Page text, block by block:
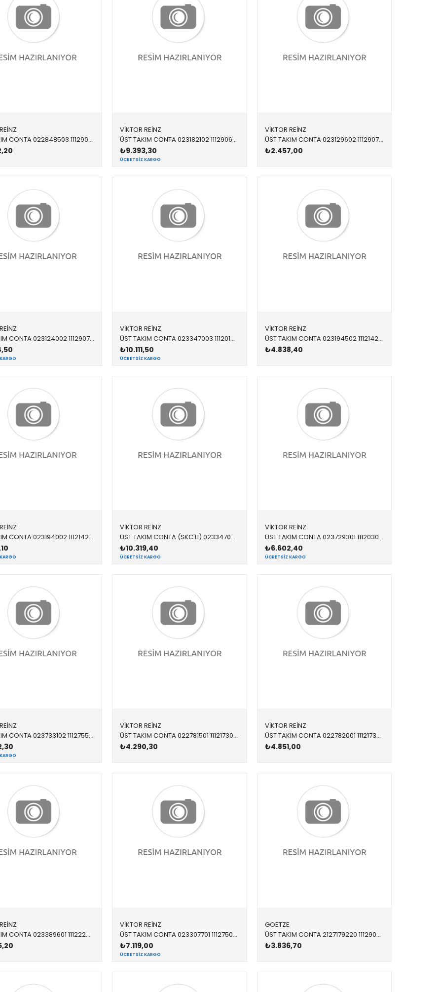
ÜST TAKIM CONTA 022848503 11129066434 11129066434 E36 M42 09/1993 >
VİKTOR REİNZ
ÜST TAKIM CONTA 023182102 11129069055 11129069055 E31,E38,E39 M62 > 09/1998
₺9.393,30
ÜCRETSIZ KARGO
VİKTOR REİNZ
ÜST TAKIM CONTA 023129602 11129070058 11129070058 E34,E36 M51 09/1992 >
₺2.457,00
ÜST TAKIM CONTA 023124002 11129070615 11129070615 E36 M44
VİKTOR REİNZ
ÜST TAKIM CONTA 023347003 11120141055 11120141055 E36,E39,E46,E53,E60,E61,E65,E66,E83,E85 M54 SKC VAR 80,00 MM
₺10.111,50
ÜCRETSIZ KARGO
VİKTOR REİNZ
ÜST TAKIM CONTA 023194502 11121427825 11121427825 E36,E39 M52 1996 > 80,00
₺4.838,40
ÜST TAKIM CONTA 023194002 11121427826 11121427826 E36,E38,E39 M52 SKC VAR 1996 >
VİKTOR REİNZ
ÜST TAKIM CONTA (SKC'LI) 023347001 11121436822 11121436821 E36,E39,E46 M52 SKC VAR 09/1998 >
₺10.319,40
ÜCRETSIZ KARGO
VİKTOR REİNZ
ÜST TAKIM CONTA 023729301 11120308857 11120308857 E46,E83,E85 N42,N46 SKC YOK
₺6.602,40
ÜCRETSIZ KARGO
ÜST TAKIM CONTA 023733102 11127551822 11127551822 E60,E61,E63,E64,E65,E66,E70 N62N 650
VİKTOR REİNZ
ÜST TAKIM CONTA 022781501 11121730252 11121730252 E34,E36 M50 VANOSSUZ
₺4.290,30
VİKTOR REİNZ
ÜST TAKIM CONTA 022782001 11121730253 11121730253 E34,E36 M50 325/525 > 1993
₺4.851,00
ÜST TAKIM CONTA 023389601 11122247501 11122247501 E39,E46 M47
VİKTOR REİNZ
ÜST TAKIM CONTA 023307701 11127507597 11127507597 E36,E39,E46,E53,E60,E85 M54 > 09/2002
₺7.119,00
ÜCRETSIZ KARGO
GOETZE
ÜST TAKIM CONTA 2127179220 11129070058 11129070058 E34,E36 M51 09/1992 >
₺3.836,70